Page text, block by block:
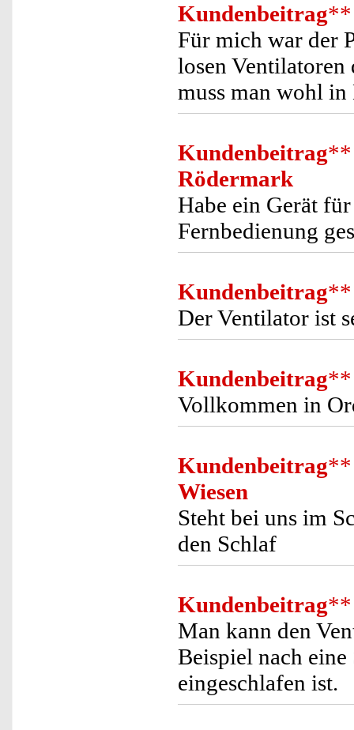
Kundenbeitrag**
Für mich war der
losen Ventilatoren
muss man wohl
Kundenbeitrag**
Rödermark
Habe ein Gerät
Fernbedienung
Kundenbeitrag**
Der Ventilator ist
Kundenbeitrag**
Vollkommen in
Kundenbeitrag**
Wiesen
Steht bei uns im
den Schlaf
Kundenbeitrag**
Man kann den
Beispiel nach eine
eingeschlafen ist.